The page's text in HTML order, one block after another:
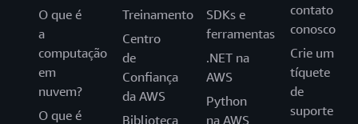
O que é
a
computação
em
nuvem?
O que é
Treinamento
Centro
de
Confiança
da AWS
Biblioteca
SDKs e
ferramentas
.NET na
AWS
Python
na AWS
contato
conosco
Crie um
tíquete
de
suporte